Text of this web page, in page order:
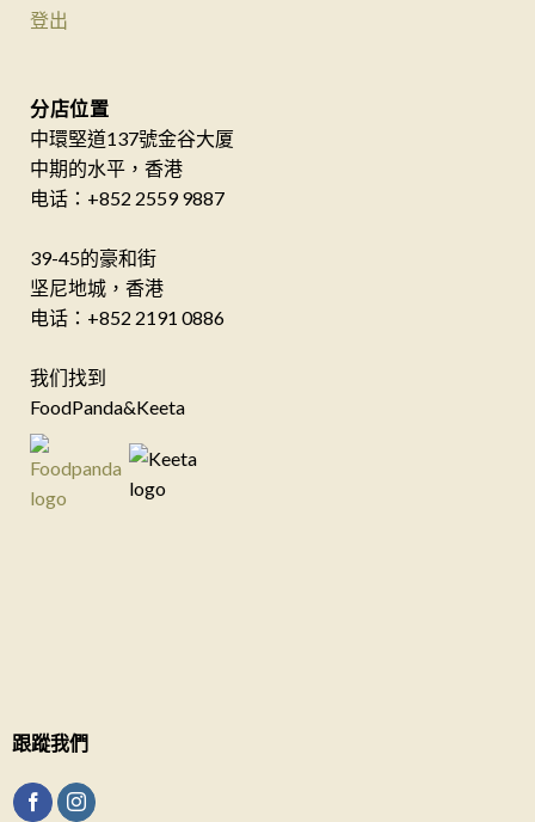
登出
分店位置
中環堅道137號金谷大厦
中期的水平，香港
电话：+852 2559 9887
39-45的豪和街
坚尼地城，香港
电话：+852 2191 0886
我们找到
FoodPanda&Keeta
跟蹤我們